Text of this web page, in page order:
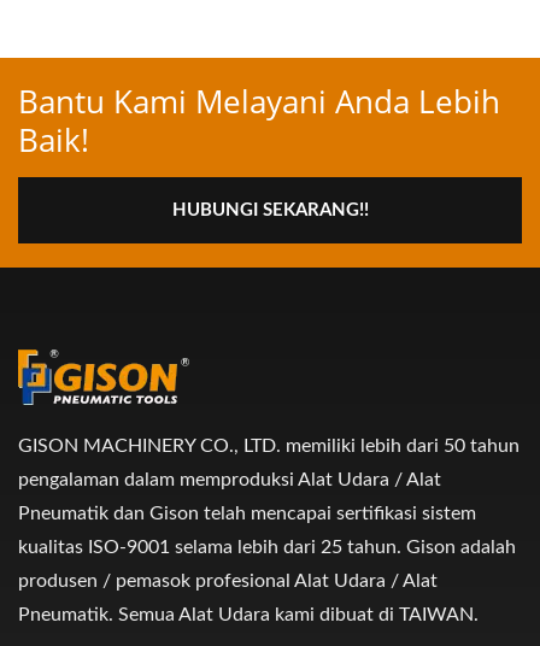
Bantu Kami Melayani Anda Lebih
Baik!
HUBUNGI SEKARANG!!
GISON MACHINERY CO., LTD. memiliki lebih dari 50 tahun
pengalaman dalam memproduksi Alat Udara / Alat
Pneumatik dan Gison telah mencapai sertifikasi sistem
kualitas ISO-9001 selama lebih dari 25 tahun. Gison adalah
produsen / pemasok profesional Alat Udara / Alat
Pneumatik. Semua Alat Udara kami dibuat di TAIWAN.